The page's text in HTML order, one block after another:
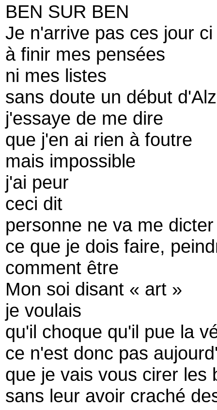
BEN SUR BEN
Je n'arrive pas ces jour ci
à finir mes pensées
ni mes listes
sans doute un début
j'essaye de me dire
que j'en ai rien à foutre
mais impossible
j'ai peur
ceci dit
personne ne va me dicter
ce que je dois faire,
comment être
Mon soi disant « art »
je voulais
qu'il choque qu'il pue la
ce n'est donc pas
que je vais vous cirer les
sans leur avoir craché